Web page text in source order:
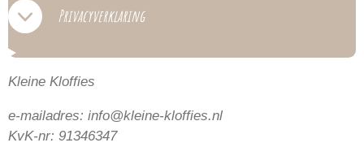
Privacyverklaring
Kleine Kloffies
e-mailadres: info@kleine-kloffies.nl
KvK-nr: 91346347